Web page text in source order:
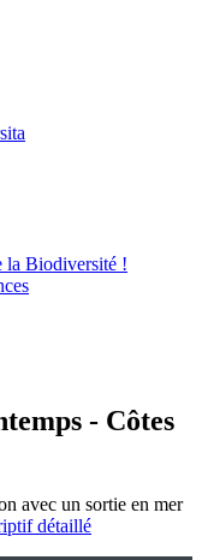
la Biodiversité !
- Côtes
avec un sortie en mer
détaillé